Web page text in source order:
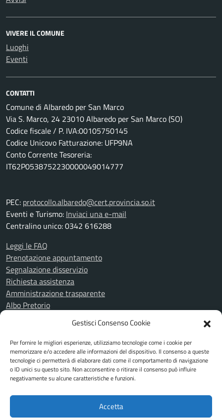
Gestisci Consenso Cookie
Per fornire le migliori esperienze, utilizziamo tecnologie come i cookie per
memorizzare e/o accedere alle informazioni del dispositivo. Il consenso a queste
tecnologie ci permetterà di elaborare dati come il comportamento di navigazione
o ID unici su questo sito. Non acconsentire o ritirare il consenso può influire
negativamente su alcune caratteristiche e funzioni.
Accetta
VIVERE IL COMUNE
Luoghi
Eventi
CONTATTI
Comune di Albaredo per San Marco
Via S. Marco, 24 23010 Albaredo per San Marco (SO)
Codice fiscale / P. IVA:00105750145
Codice Unicovo Fatturazione: UFP9NA
Conto Corrente Tesoreria:
IT62P0538752230000049014777
PEC: protocollo.albaredo@cert.provincia.so.it
Eventi e Turismo: Inviaci una e-mail
Centralino unico: 0342 616288
Leggi le FAQ
Prenotazione appuntamento
Segnalazione disservizio
Richiesta assistenza
Amministrazione trasparente
Albo Pretorio
Note legali
Piano di miglioramento del sito
Dichiarazione di accessibilità
Feedback Accessibilità